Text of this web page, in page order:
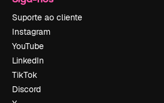
Suporte ao cliente
Instagram
YouTube
LinkedIn
TikTok
Discord